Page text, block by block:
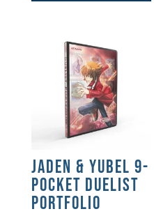
JADEN & YUBEL 9-
POCKET DUELIST
PORTFOLIO